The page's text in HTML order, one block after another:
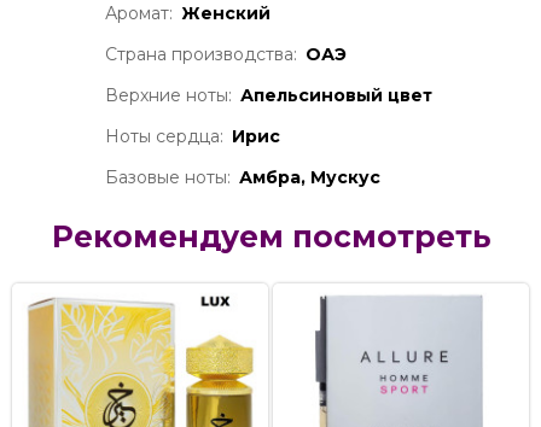
Аромат: Женский
Страна производства: ОАЭ
Верхние ноты: Апельсиновый цвет
Ноты сердца: Ирис
Базовые ноты: Амбра, Мускус
Рекомендуем посмотреть